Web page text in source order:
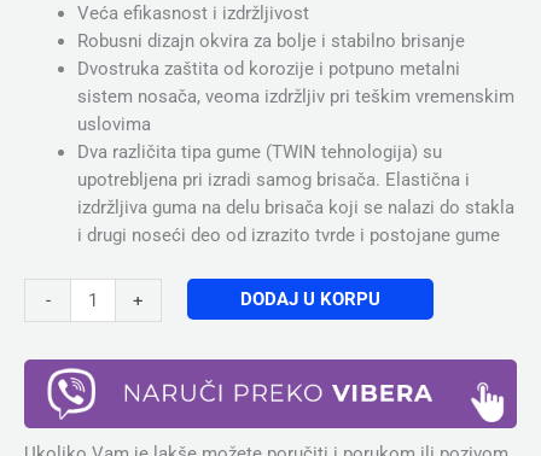
Veća efikasnost i izdržljivost
Robusni dizajn okvira za bolje i stabilno brisanje
Dvostruka zaštita od korozije i potpuno metalni
sistem nosača, veoma izdržljiv pri teškim vremenskim
uslovima
Dva različita tipa gume (TWIN tehnologija) su
upotrebljena pri izradi samog brisača. Elastična i
izdržljiva guma na delu brisača koji se nalazi do stakla
i drugi noseći deo od izrazito tvrde i postojane gume
- + DODAJ U KORPU